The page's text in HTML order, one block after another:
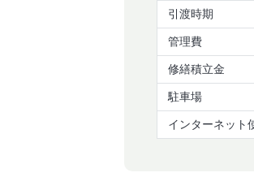
引渡時期
管理費
修繕積立金
駐車場
インターネット